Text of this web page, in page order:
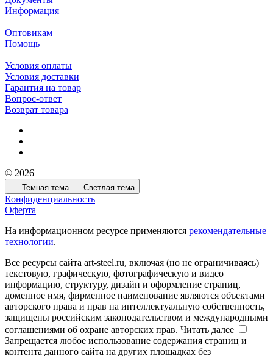
Информация
Оптовикам
Помощь
Условия оплаты
Условия доставки
Гарантия на товар
Вопрос-ответ
Возврат товара
© 2026
Темная тема Светлая тема
Конфиденциальность
Оферта
На информационном ресурсе применяются рекомендательные
технологии.
Все ресурсы сайта art-steel.ru, включая (но не ограничиваясь)
текстовую, графическую, фотографическую и видео
информацию, структуру, дизайн и оформление страниц,
доменное имя, фирменное наименование являются объектами
авторского права и прав на интеллектуальную собственность,
защищены российским законодательством и международными
соглашениями об охране авторских прав. Читать далее
Запрещается любое использование содержания страниц и
контента данного сайта на других площадках без